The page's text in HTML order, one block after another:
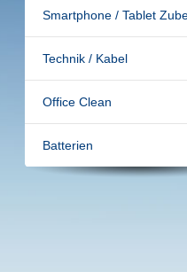
Smartphone / Tablet
Technik / Kabel
Office Clean
Batterien